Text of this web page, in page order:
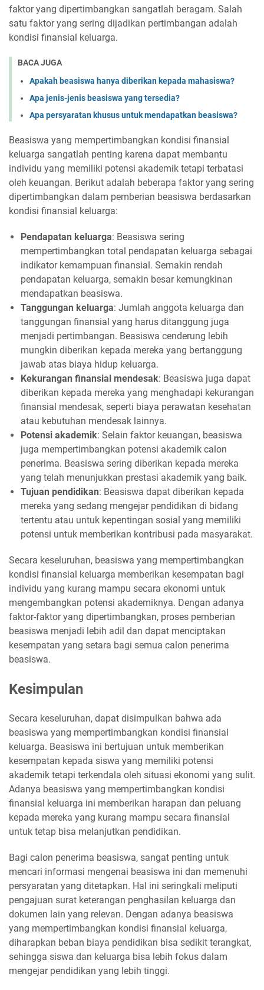
faktor yang dipertimbangkan sangatlah beragam. Salah
satu faktor yang sering dijadikan pertimbangan adalah
kondisi finansial keluarga.
BACA JUGA
Apakah beasiswa hanya diberikan kepada mahasiswa?
Apa jenis-jenis beasiswa yang tersedia?
Apa persyaratan khusus untuk mendapatkan beasiswa?
Beasiswa yang mempertimbangkan kondisi finansial
keluarga sangatlah penting karena dapat membantu
individu yang memiliki potensi akademik tetapi terbatasi
oleh keuangan. Berikut adalah beberapa faktor yang sering
dipertimbangkan dalam pemberian beasiswa berdasarkan
kondisi finansial keluarga:
Pendapatan keluarga: Beasiswa sering
mempertimbangkan total pendapatan keluarga sebagai
indikator kemampuan finansial. Semakin rendah
pendapatan keluarga, semakin besar kemungkinan
mendapatkan beasiswa.
Tanggungan keluarga: Jumlah anggota keluarga dan
tanggungan finansial yang harus ditanggung juga
menjadi pertimbangan. Beasiswa cenderung lebih
mungkin diberikan kepada mereka yang bertanggung
jawab atas biaya hidup keluarga.
Kekurangan finansial mendesak: Beasiswa juga dapat
diberikan kepada mereka yang menghadapi kekurangan
finansial mendesak, seperti biaya perawatan kesehatan
atau kebutuhan mendesak lainnya.
Potensi akademik: Selain faktor keuangan, beasiswa
juga mempertimbangkan potensi akademik calon
penerima. Beasiswa sering diberikan kepada mereka
yang telah menunjukkan prestasi akademik yang baik.
Tujuan pendidikan: Beasiswa dapat diberikan kepada
mereka yang sedang mengejar pendidikan di bidang
tertentu atau untuk kepentingan sosial yang memiliki
potensi untuk memberikan kontribusi pada masyarakat.
Secara keseluruhan, beasiswa yang mempertimbangkan
kondisi finansial keluarga memberikan kesempatan bagi
individu yang kurang mampu secara ekonomi untuk
mengembangkan potensi akademiknya. Dengan adanya
faktor-faktor yang dipertimbangkan, proses pemberian
beasiswa menjadi lebih adil dan dapat menciptakan
kesempatan yang setara bagi semua calon penerima
beasiswa.
Kesimpulan
Secara keseluruhan, dapat disimpulkan bahwa ada
beasiswa yang mempertimbangkan kondisi finansial
keluarga. Beasiswa ini bertujuan untuk memberikan
kesempatan kepada siswa yang memiliki potensi
akademik tetapi terkendala oleh situasi ekonomi yang sulit.
Adanya beasiswa yang mempertimbangkan kondisi
finansial keluarga ini memberikan harapan dan peluang
kepada mereka yang kurang mampu secara finansial
untuk tetap bisa melanjutkan pendidikan.
Bagi calon penerima beasiswa, sangat penting untuk
mencari informasi mengenai beasiswa ini dan memenuhi
persyaratan yang ditetapkan. Hal ini seringkali meliputi
pengajuan surat keterangan penghasilan keluarga dan
dokumen lain yang relevan. Dengan adanya beasiswa
yang mempertimbangkan kondisi finansial keluarga,
diharapkan beban biaya pendidikan bisa sedikit terangkat,
sehingga siswa dan keluarga bisa lebih fokus dalam
mengejar pendidikan yang lebih tinggi.